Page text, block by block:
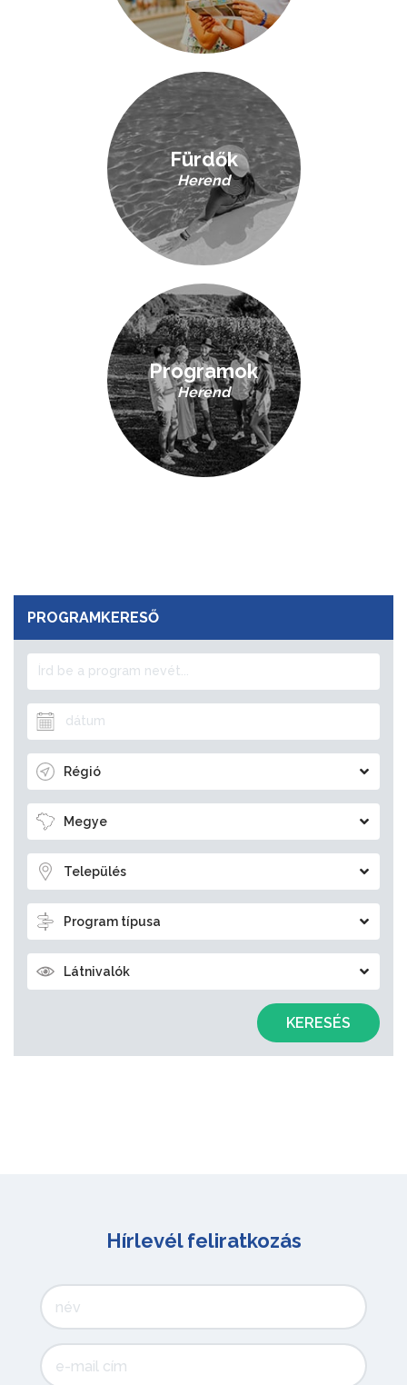
Fürdők
Herend
Programok
Herend
PROGRAMKERESŐ
Régió
Megye
Település
Program típusa
Látnivalók
KERESÉS
Hírlevél feliratkozás